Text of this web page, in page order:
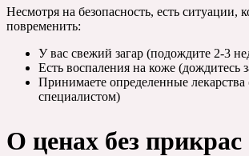
Несмотря на безопасность, есть ситуации,
повременить:
У вас свежий загар (подождите 2-3
Есть воспаления на коже (дождитесь
Принимаете определенные лекарства
специалистом)
О ценах без прикрас